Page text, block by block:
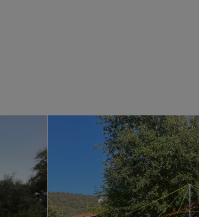
llegar a destino?
unir sus cuerpos a las
geometría y movimiento:
Un espacio
Dos puntos.